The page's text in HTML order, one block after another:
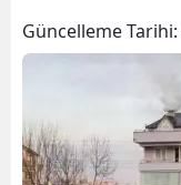
Güncelleme Tarihi: